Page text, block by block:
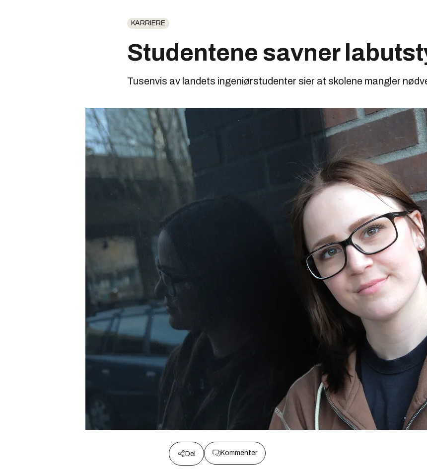
KARRIERE
Studentene savner
Tusenvis av landets ingeniør­studenter sier at skolene mangler
Del Kommenter